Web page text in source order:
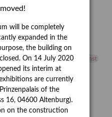
Phelloplastik
Ruth Wolf-Rehfeld
Skulptur
Sonderausstellung
Kunst
studioDIGITAL
Video
Videokunst
Werefkin
Wolf and Dog
will be completely
expanded in the
the building on
On 14 July 2020
its interim at
exhibitions are currently
of the
16, 04600 Altenburg).
on the construction